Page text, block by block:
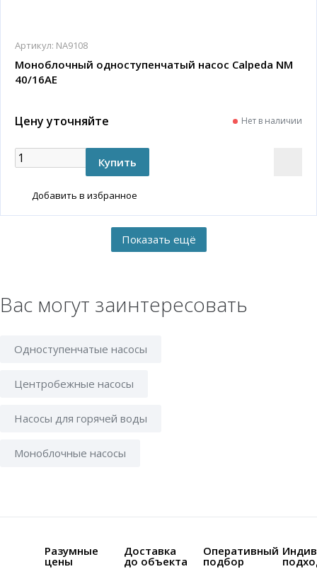
Артикул: NA9108
Моноблочный одноступенчатый насос Calpeda NM
40/16AE
Цену уточняйте Нет в наличии
Добавить в избранное
Вас могут заинтересовать
Одноступенчатые насосы
Центробежные насосы
Насосы для горячей воды
Моноблочные насосы
Разумные
цены
Доставка
до объекта
Оперативный
подбор